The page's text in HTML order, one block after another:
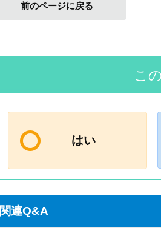
前のページに戻る
こ
はい
関連Q&A